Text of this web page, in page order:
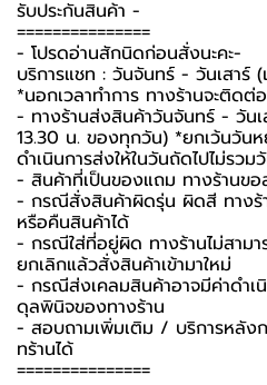
รับประกันสินค้า -️
===============
-️ โปรดอ่านสักนิดก่อนสั่งนะคะ-️
บริการแชท : วันจันทร์ - วันเสาร์
*นอกเวลาทำการ ทางร้านจะติดต่
- ทางร้านส่งสินค้าวันจันทร์ - วัน
13.30 น. ของทุกวัน) *ยกเว้นวัน
ดำเนินการส่งให้ในวันถัดไปไม่รว
- สินค้าที่เป็นของแถม ทางร้านข
- กรณีสั่งสินค้าผิดรุ่น ผิดสี ทางร้
หรือคืนสินค้าได้
- กรณีใส่ที่อยู่ผิด ทางร้านไม่สามา
ยกเลิกแล้วสั่งสินค้าเข้ามาใหม่
- กรณีส่งเคลมสินค้าอาจมีค่าดำเ
ดุลพินิจของทางร้าน
- สอบถามเพิ่มเติม / บริการหลัง
ทร้านได้
===============